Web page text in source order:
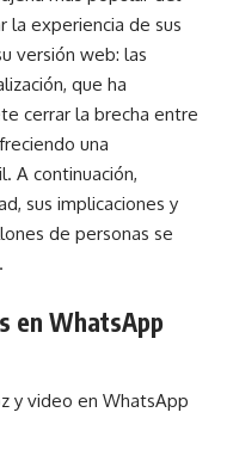
en WhatsApp
y video en WhatsApp